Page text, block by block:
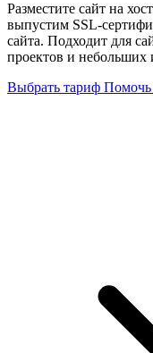
Разместите сайт на
выпустим SSL-
сайта. Подходит для
проектов и небольших
Выбрать тариф Помочь